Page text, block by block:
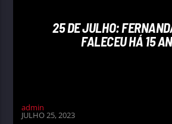
25 DE JULHO:
FALECEU HÁ 15
admin
JULHO 25, 2023